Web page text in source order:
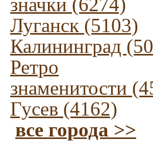
Луганск (5103)
Калининград
Ретро
знаменитости
Гусев (4162)
все города >>